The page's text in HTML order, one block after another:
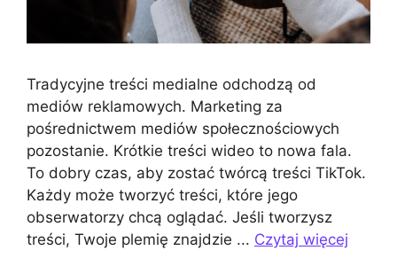
Tradycyjne treści medialne odchodzą od
mediów reklamowych. Marketing za
pośrednictwem mediów społecznościowych
pozostanie. Krótkie treści wideo to nowa fala.
To dobry czas, aby zostać twórcą treści TikTok.
Każdy może tworzyć treści, które jego
obserwatorzy chcą oglądać. Jeśli tworzysz
treści, Twoje plemię znajdzie ... Czytaj więcej